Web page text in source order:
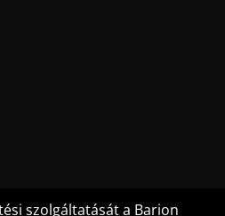
szolgáltatását a Barion